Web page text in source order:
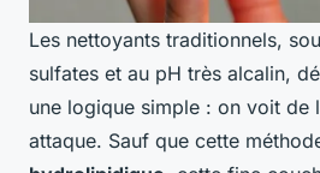
Les nettoyants traditionnels,
sulfates et au pH très alcalin,
une logique simple : on voit de
attaque. Sauf que cette